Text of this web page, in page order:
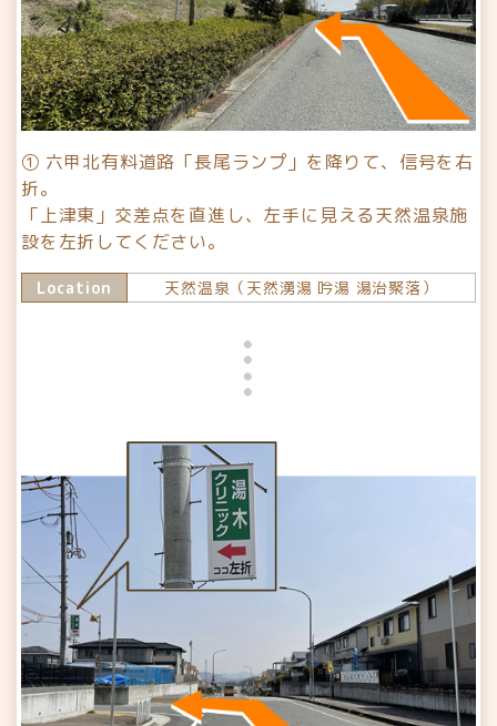
① 六甲北有料道路「長尾ランプ」を降りて、信号を右
折。
「上津東」交差点を直進し、左手に見える天然温泉施
設を左折してください。
Location 天然温泉（天然湧湯 吟湯 湯治聚落）